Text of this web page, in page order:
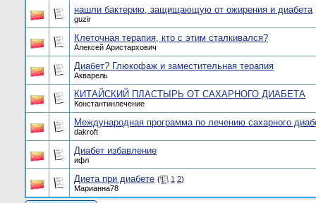
нашли бактерию, защищающую от ожирения и диабета
guzir
Клеточная терапия, кто с этим сталкивался?
Алексей Аристархович
Диабет? Глюкофаж и заместительная терапия
Акварель
КИТАЙСКИЙ ПЛАСТЫРЬ ОТ САХАРНОГО ДИАБЕТА
Константинлечение
Международная программа по лечению сахарного
dakroft
Диабет избавление
ифл
Диета при диабете ( 1 2)
Марианна78